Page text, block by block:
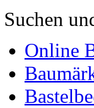
Suchen
Online